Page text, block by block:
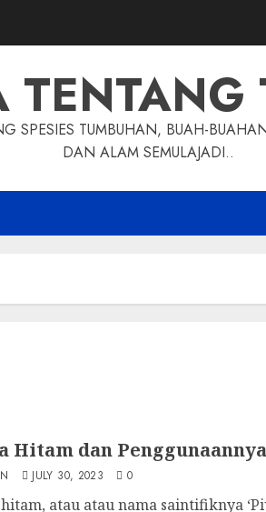
TUMBUHAN, BUAH-
DAN ALAM SEMULAJADI..
Hitam dan Penggunaannya
JULY 30, 2023 0
atau atau nama saintifiknya